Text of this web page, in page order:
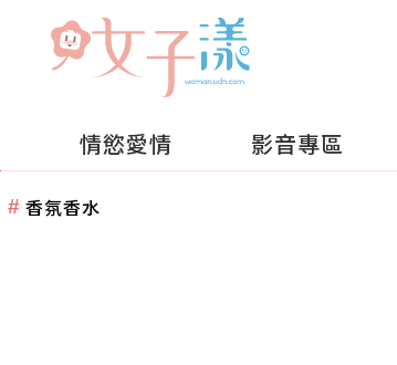
情慾愛情 影音專區
香氛香水